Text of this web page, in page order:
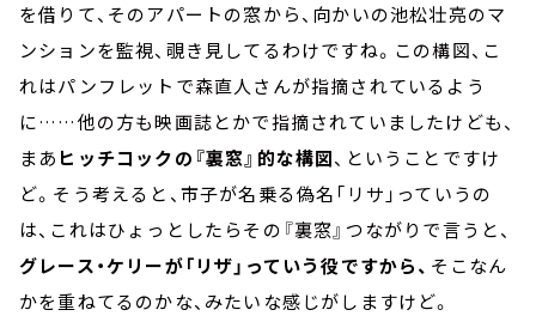
を借りて、そのアパートの窓から、向かいの池松壮亮のマ
ンションを監視、覗き見してるわけですね。この構図、こ
れはパンフレットで森直人さんが指摘されているよう
に……他の方も映画誌とかで指摘されていましたけども、
まあ ヒッチコックの『裏窓』的な構図、ということですけ
ど。そう考えると、市子が名乗る偽名「リサ」っていうの
は、これはひょっとしたらその『裏窓』つながりで言うと、
グレース・ケリーが「リザ」っていう役ですから、 そこなん
かを重ねてるのかな、みたいな感じがしますけど。